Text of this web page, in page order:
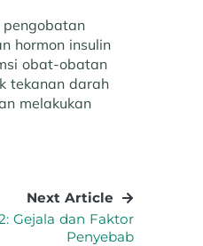
hormon insulin
obat-obatan
tekanan darah
melakukan
Next Article
Gejala dan Faktor
Penyebab